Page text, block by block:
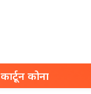
कार्टून कोना